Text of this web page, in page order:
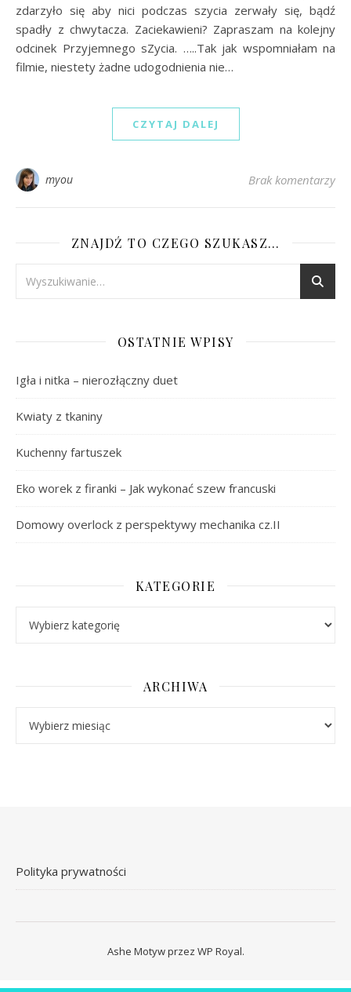
zdarzyło się aby nici podczas szycia zerwały się, bądź
spadły z chwytacza. Zaciekawieni? Zapraszam na kolejny
odcinek Przyjemnego sZycia. …..Tak jak wspomniałam na
filmie, niestety żadne udogodnienia nie…
CZYTAJ DALEJ
myou Brak komentarzy
ZNAJDŹ TO CZEGO SZUKASZ…
OSTATNIE WPISY
Igła i nitka – nierozłączny duet
Kwiaty z tkaniny
Kuchenny fartuszek
Eko worek z firanki – Jak wykonać szew francuski
Domowy overlock z perspektywy mechanika cz.II
KATEGORIE
ARCHIWA
Polityka prywatności
Ashe Motyw przez WP Royal.